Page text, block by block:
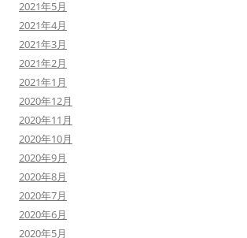
2021年5月
2021年4月
2021年3月
2021年2月
2021年1月
2020年12月
2020年11月
2020年10月
2020年9月
2020年8月
2020年7月
2020年6月
2020年5月